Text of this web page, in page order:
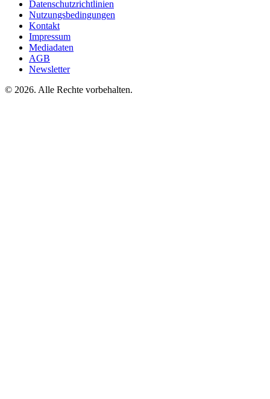
Datenschutzrichtlinien
Nutzungsbedingungen
Kontakt
Impressum
Mediadaten
AGB
Newsletter
© 2026. Alle Rechte vorbehalten.